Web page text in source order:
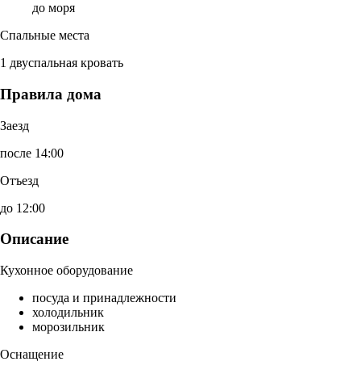
до моря
Спальные места
1 двуспальная кровать
Правила дома
Заезд
после 14:00
Отъезд
до 12:00
Описание
Кухонное оборудование
посуда и принадлежности
холодильник
морозильник
Оснащение